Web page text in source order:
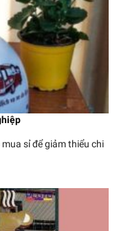
sỉ để giảm thiểu chi